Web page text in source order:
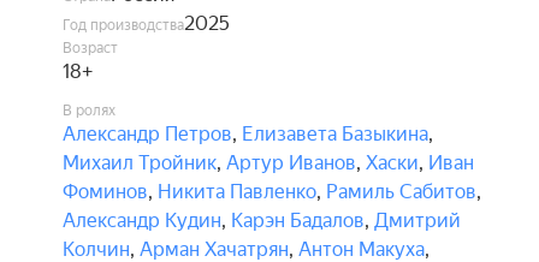
Год производства2025
Возраст
18+
В ролях
Александр Петров, Елизавета Базыкина,
Михаил Тройник, Артур Иванов, Хаски, Иван
Фоминов, Никита Павленко, Рамиль Сабитов,
Александр Кудин, Карэн Бадалов, Дмитрий
Колчин, Арман Хачатрян, Антон Макуха,